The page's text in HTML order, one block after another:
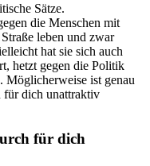
Sätze.
die Menschen mit
leben und zwar
hat sie sich auch
hetzt gegen die Politik
Möglicherweise ist genau
für dich unattraktiv
für dich